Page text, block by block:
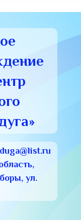
ул.